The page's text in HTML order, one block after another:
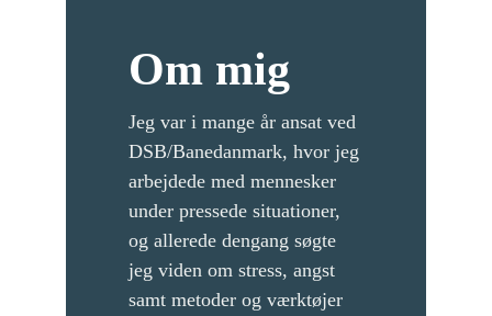
Om mig
Jeg var i mange år ansat ved
DSB/Banedanmark, hvor jeg
arbejdede med mennesker
under pressede situationer,
og allerede dengang søgte
jeg viden om stress, angst
samt metoder og værktøjer